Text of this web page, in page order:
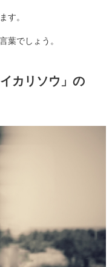
す。
葉でしょう。
カリソウ」の